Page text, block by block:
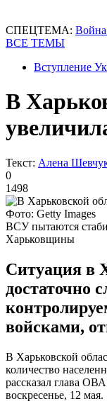
СПЕЦТЕМА:
ВСЕ ТЕМЫ
Вступление
В
Текст: Алена
0
1498
Фото: Getty Images
ВСУ пытаются
Харьковщины
Ситуация в
достаточно
войсками,
В Харьковской
количество
рассказал глава
воскресенье, 12 мая.